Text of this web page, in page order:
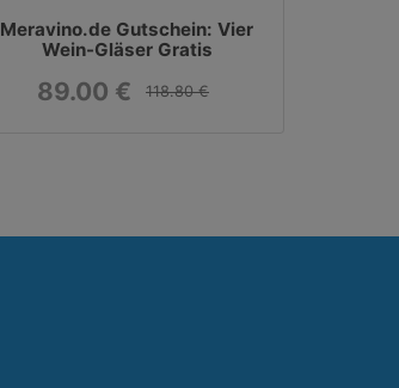
Meravino.de Gutschein: Vier
Wein-Gläser Gratis
89.00 € 118.80 €